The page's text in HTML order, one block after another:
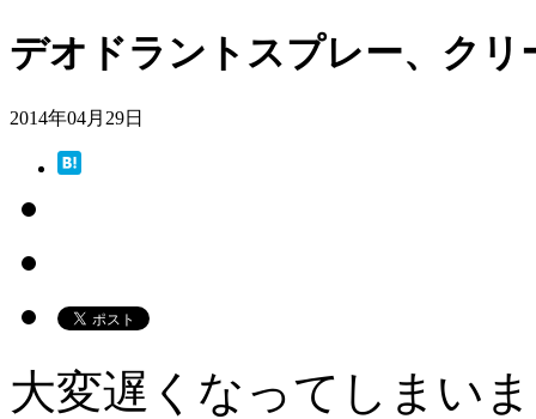
デオドラントスプレー、クリ
2014年04月29日
大変遅くなってしまい